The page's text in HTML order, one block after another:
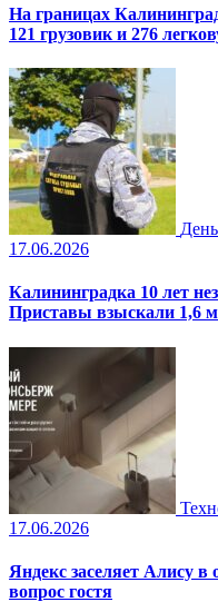
На границах
121 грузовик и 276
17.06.2026
Калининградка 10 лет
Приставы взыскали 1,6
17.06.2026
Яндекс заселяет Алису в
вопрос гостя